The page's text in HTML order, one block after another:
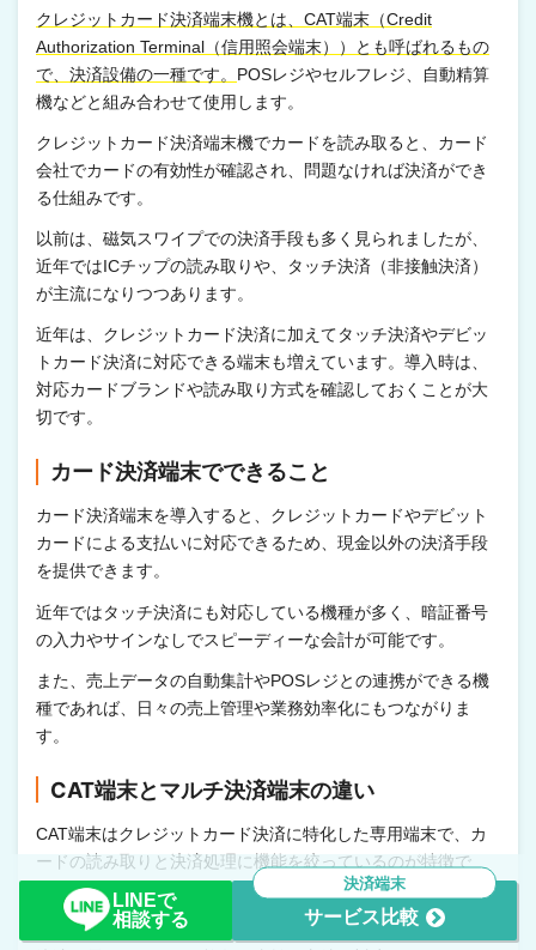
クレジットカード決済端末機とは、CAT端末（Credit
Authorization Terminal（信用照会端末））とも呼ばれるもの
で、決済設備の一種です。 POSレジやセルフレジ、自動精算
機などと組み合わせて使用します。
クレジットカード決済端末機でカードを読み取ると、カード
会社でカードの有効性が確認され、問題なければ決済ができ
る仕組みです。
以前は、磁気スワイプでの決済手段も多く見られましたが、
近年ではICチップの読み取りや、タッチ決済（非接触決済）
が主流になりつつあります。
近年は、クレジットカード決済に加えてタッチ決済やデビッ
トカード決済に対応できる端末も増えています。導入時は、
対応カードブランドや読み取り方式を確認しておくことが大
切です。
カード決済端末でできること
カード決済端末を導入すると、クレジットカードやデビット
カードによる支払いに対応できるため、現金以外の決済手段
を提供できます。
近年ではタッチ決済にも対応している機種が多く、暗証番号
の入力やサインなしでスピーディーな会計が可能です。
また、売上データの自動集計やPOSレジとの連携ができる機
種であれば、日々の売上管理や業務効率化にもつながりま
す。
CAT端末とマルチ決済端末の違い
CAT端末はクレジットカード決済に特化した専用端末で、カ
ードの読み取りと決済処理に機能を絞っているのが特徴で
一方、マルチ決済端末はクレジットカードに加え、QRコード
LINEで
相談する
決済端末
サービス比較